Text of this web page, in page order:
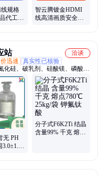
规格
代工
智云腾镀金HDMI
线高清画质安全可
站
洽谈
迅速
真实性已核验
化硅、破乳剂、硅酸镁、磷酸
、氢氧化镁、焦磷酸钠、干燥通
甲醇、聚丙烯酸钾、闪点提高
烯酰胺、多聚磷酸钠、25公斤纸
无 PH
3.0±1.5
分子式F6K2Ti 结晶
含量99% 千克 熔点